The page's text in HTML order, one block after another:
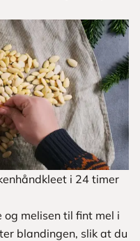
i 24 timer
og melisen til fint mel i
blandingen, slik at du